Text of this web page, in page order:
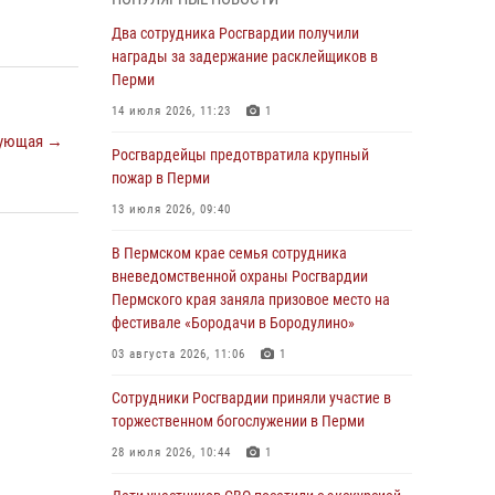
→
Росгвардеец спас тонущую женщину в
Пермском крае
30 июля 2026, 05:19
торжественном богослужении в Перми
28 июля 2026, 10:44
при задержании участников преступной
группы в Пермском крае
28 июля 2026, 06:15
Сотрудник СОБР «Стрелец» провели встречу
Росгвардией»
24 июля 2026, 08:45 2
Два сотрудника Росгвардии получили
награды за задержание расклейщиков в
Перми
14 июля 2026, 11:23 1
Росгвардейцы предотвратила крупный
пожар в Перми
13 июля 2026, 09:40
В Пермском крае семья сотрудника
вневедомственной охраны Росгвардии
Пермского края заняла призовое место на
фестивале «Бородачи в Бородулино»
03 августа 2026, 11:06 1
Сотрудники Росгвардии приняли участие в
торжественном богослужении в Перми
28 июля 2026, 10:44 1